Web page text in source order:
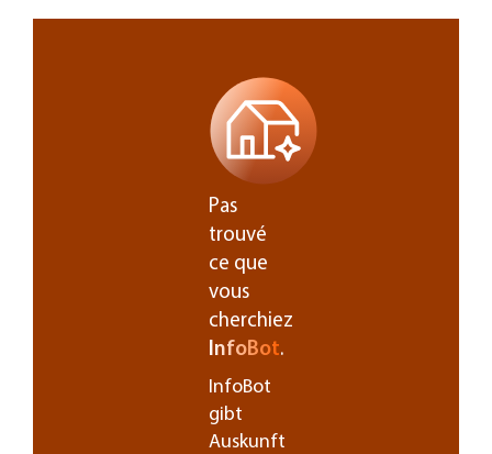
Pas
trouvé
ce que
vous
cherchiez
InfoBot.
InfoBot
gibt
Auskunft